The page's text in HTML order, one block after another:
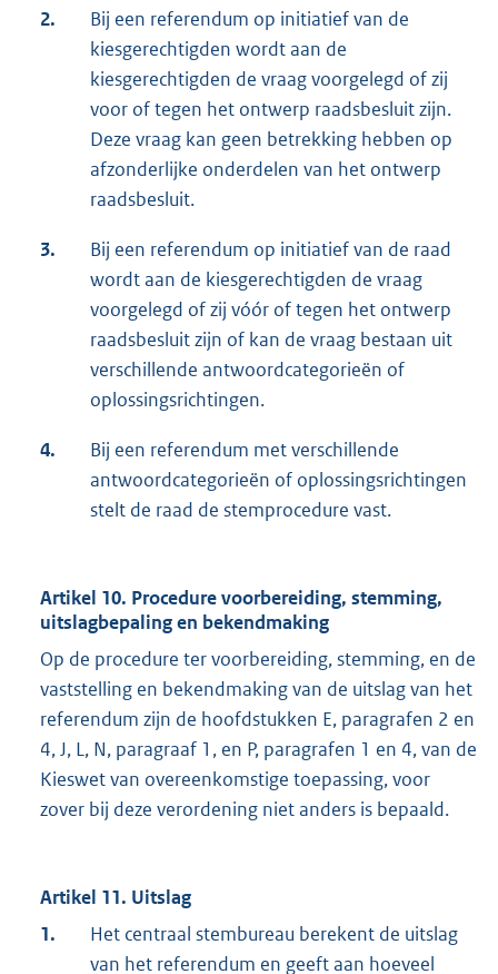
2.
Bij een referendum op initiatief van de
kiesgerechtigden wordt aan de
kiesgerechtigden de vraag voorgelegd of zij
voor of tegen het ontwerp raadsbesluit zijn.
Deze vraag kan geen betrekking hebben op
afzonderlijke onderdelen van het ontwerp
raadsbesluit.
3.
Bij een referendum op initiatief van de raad
wordt aan de kiesgerechtigden de vraag
voorgelegd of zij vóór of tegen het ontwerp
raadsbesluit zijn of kan de vraag bestaan uit
verschillende antwoordcategorieën of
oplossingsrichtingen.
4.
Bij een referendum met verschillende
antwoordcategorieën of oplossingsrichtingen
stelt de raad de stemprocedure vast.
Artikel 10. Procedure voorbereiding, stemming,
uitslagbepaling en bekendmaking
Op de procedure ter voorbereiding, stemming, en de
vaststelling en bekendmaking van de uitslag van het
referendum zijn de hoofdstukken E, paragrafen 2 en
4, J, L, N, paragraaf 1, en P, paragrafen 1 en 4, van de
Kieswet van overeenkomstige toepassing, voor
zover bij deze verordening niet anders is bepaald.
Artikel 11. Uitslag
1.
Het centraal stembureau berekent de uitslag
van het referendum en geeft aan hoeveel